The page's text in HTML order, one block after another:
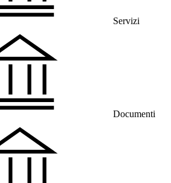
Servizi
Documenti